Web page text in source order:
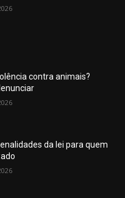
contra animais?
da lei para quem